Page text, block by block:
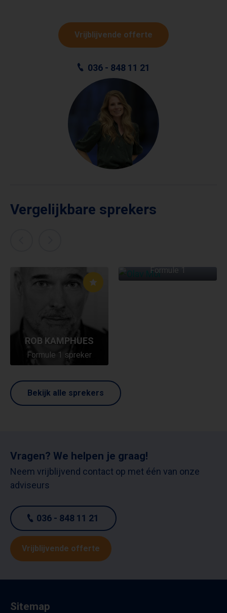
Vrijblijvende offerte
036 - 848 11 21
Vergelijkbare sprekers
ROB KAMPHUES
Formule 1 spreker
Formule 1
Bekijk alle sprekers
Vragen? We helpen je graag!
Neem vrijblijvend contact op met één van onze
adviseurs
036 - 848 11 21
Vrijblijvende offerte
Sitemap